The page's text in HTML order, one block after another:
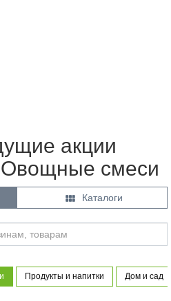
акции
Овощные смеси
 Каталоги
Продукты и напитки Дом и сад